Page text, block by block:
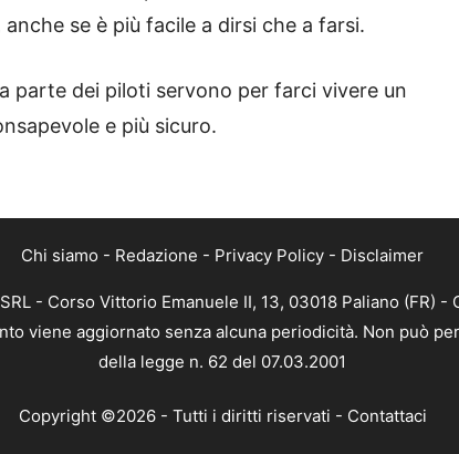
se è più facile a dirsi che a farsi.
parte dei piloti servono per farci vivere un
e più sicuro.
Chi siamo - Redazione - Privacy Policy - Disclaimer
- Corso Vittorio Emanuele II, 13, 03018 Paliano (FR)
viene aggiornato senza alcuna periodicità. Non può
della legge n. 62 del 07.03.2001
Copyright ©2026 - Tutti i diritti riservati - Contattaci